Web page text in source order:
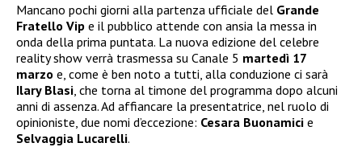
Mancano pochi giorni alla partenza ufficiale del Grande
Fratello Vip e il pubblico attende con ansia la messa in
onda della prima puntata. La nuova edizione del celebre
reality show verrà trasmessa su Canale 5 martedì 17
marzo e, come è ben noto a tutti, alla conduzione ci sarà
Ilary Blasi , che torna al timone del programma dopo alcuni
anni di assenza. Ad affiancare la presentatrice, nel ruolo di
opinioniste, due nomi d’eccezione: Cesara Buonamici e
Selvaggia Lucarelli.